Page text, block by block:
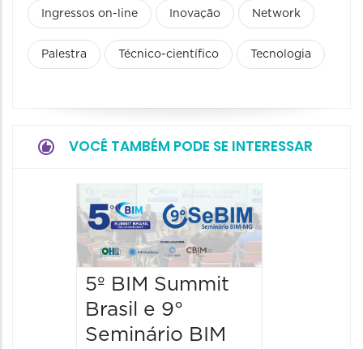
Ingressos on-line Inovação Network
Palestra Técnico-científico Tecnologia
VOCÊ TAMBÉM PODE SE INTERESSAR
5º BIM Summit
Brasil e 9°
Seminário BIM